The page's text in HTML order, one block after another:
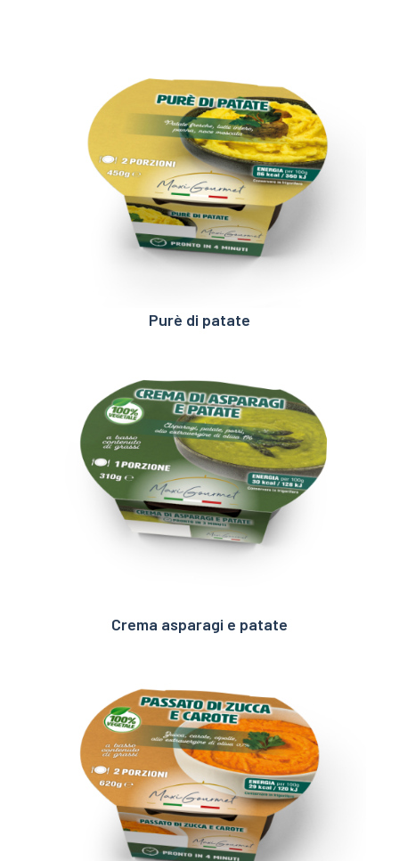
Purè di patate
Crema asparagi e patate